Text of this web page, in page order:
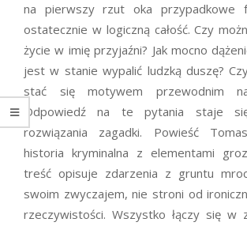
na pierwszy rzut oka przypadkowe
ostatecznie w logiczną całość. Czy
życie w imię przyjaźni? Jak mocno
jest w stanie wypalić ludzką duszę?
stać się motywem przewodnim
Odpowiedź na te pytania staje
rozwiązania zagadki. Powieść
historia kryminalna z elementami
treść opisuje zdarzenia z gruntu
swoim zwyczajem, nie stroni od
rzeczywistości. Wszystko łączy się w